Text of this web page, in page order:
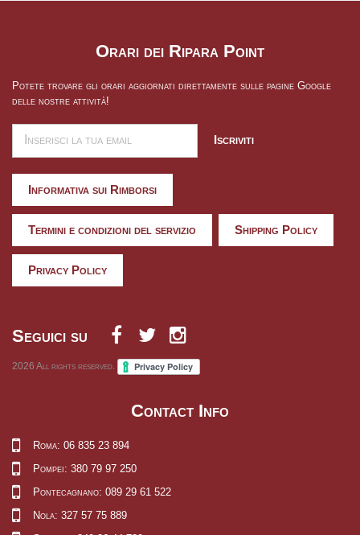
Orari dei Ripara Point
Potete trovare gli orari aggiornati direttamente sulle pagine Google
delle nostre attività!
Iscriviti
Informativa sui Rimborsi
Termini e condizioni del servizio Shipping Policy
Privacy Policy
Seguici su
2026 All rights reserved.
Contact Info
Roma: 06 835 23 894
Pompei: 380 79 97 250
Pontecagnano: 089 29 61 522
Nola: 327 57 75 889